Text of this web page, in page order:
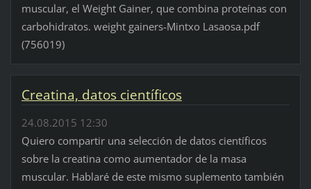
muscular, el Weight Gainer, que combina proteínas con
carbohidratos. weight gainers-Mintxo Lasaosa.pdf
(756019)
Creatina, datos científicos
24.08.2015 12:30
Quiero compartir una selección de datos científicos
sobre la creatina como aumentador de la masa
muscular. Hablaré de este mismo suplemento también